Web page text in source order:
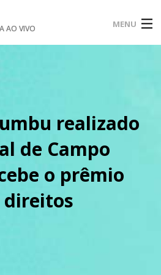
AO VIVO MENU
realizado
de Campo
o prêmio
direitos